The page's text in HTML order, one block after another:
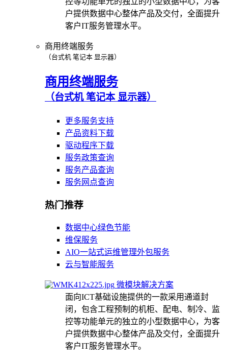
户提供数据中心整体产品及交付，全面提升
客户IT服务管理水平。
商用终端服务
（台式机 笔记本 显示器）
商用终端服务
（台式机 笔记本 显示器）
更多服务支持
产品资料下载
驱动程序下载
服务政策查询
服务产品查询
服务网点查询
热门推荐
数据中心绿色节能
维保服务
AIO一站式运维管理外包服务
云与智能服务
微模块解决方案
面向ICT基础设施提供的一款采用通道封
闭，包含工程预制的机柜、配电、制冷、监
控等功能单元的独立的小型数据中心，为客
户提供数据中心整体产品及交付，全面提升
客户IT服务管理水平。